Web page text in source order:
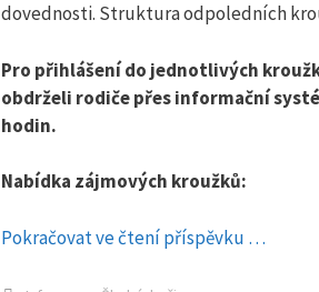
dovednosti. Struktura odpoledních
Pro přihlášení do jednotlivých
obdrželi rodiče přes informační
hodin.
Nabídka zájmových kroužků:
Pokračovat ve čtení příspěvku …